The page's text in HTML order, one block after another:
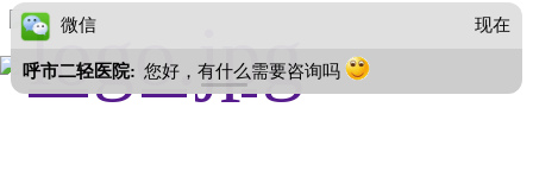
微信 现在
呼市二轻医院: 您好，有什么需要咨询吗